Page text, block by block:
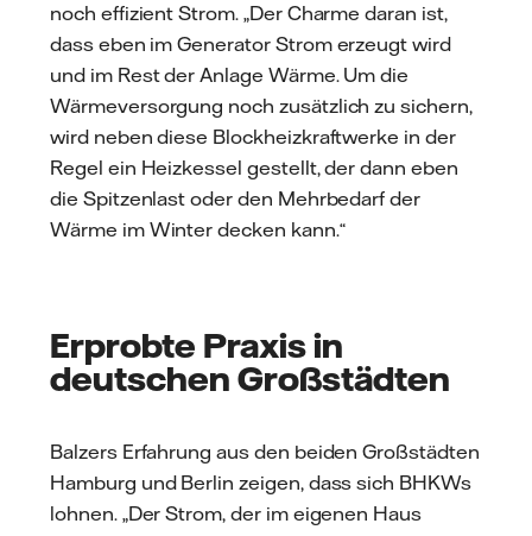
noch effizient Strom. „Der Charme daran ist,
dass eben im Generator Strom erzeugt wird
und im Rest der Anlage Wärme. Um die
Wärmeversorgung noch zusätzlich zu sichern,
wird neben diese Blockheizkraftwerke in der
Regel ein Heizkessel gestellt, der dann eben
die Spitzenlast oder den Mehrbedarf der
Wärme im Winter decken kann.“
Erprobte Praxis in
deutschen Großstädten
Balzers Erfahrung aus den beiden Großstädten
Hamburg und Berlin zeigen, dass sich BHKWs
lohnen. „Der Strom, der im eigenen Haus